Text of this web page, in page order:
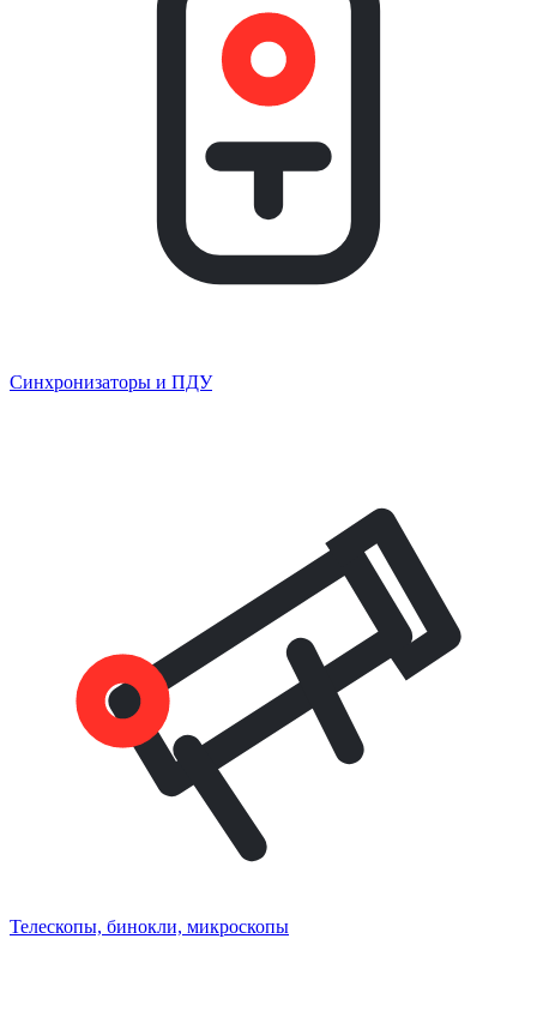
Синхронизаторы и ПДУ
Телескопы, бинокли, микроскопы